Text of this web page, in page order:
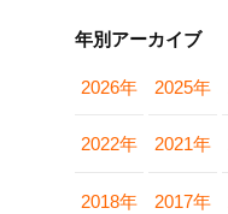
年別アーカイブ
2026年 2025年
2022年 2021年
2018年 2017年